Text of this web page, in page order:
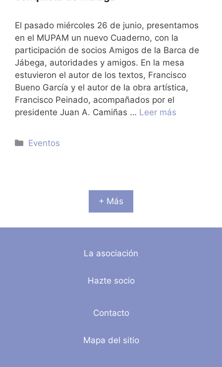
El pasado miércoles 26 de junio, presentamos
en el MUPAM un nuevo Cuaderno, con la
participación de socios Amigos de la Barca de
Jábega, autoridades y amigos. En la mesa
estuvieron el autor de los textos, Francisco
Bueno García y el autor de la obra artística,
Francisco Peinado, acompañados por el
presidente Juan A. Camiñas … Leer más
Categorías
Eventos
+ Más
La asociación
Hazte socio
Contacto
Mapa del sitio